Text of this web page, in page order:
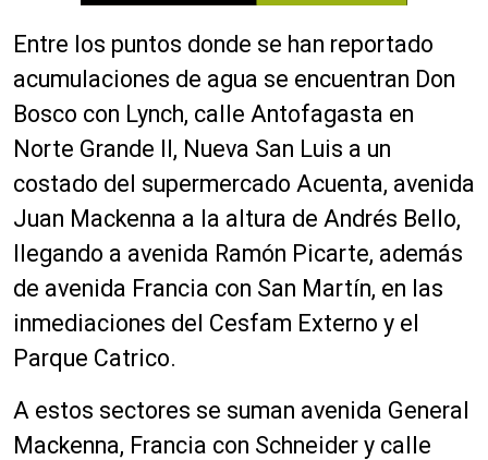
Entre los puntos donde se han reportado
acumulaciones de agua se encuentran Don
Bosco con Lynch, calle Antofagasta en
Norte Grande II, Nueva San Luis a un
costado del supermercado Acuenta, avenida
Juan Mackenna a la altura de Andrés Bello,
llegando a avenida Ramón Picarte, además
de avenida Francia con San Martín, en las
inmediaciones del Cesfam Externo y el
Parque Catrico.
A estos sectores se suman avenida General
Mackenna, Francia con Schneider y calle